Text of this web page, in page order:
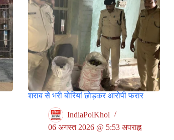
शराब से भरी बोरियां छोड़कर आरोपी फरार
IndiaPolKhol
06 अगस्त 2026 @ 5:53 अपराह्न